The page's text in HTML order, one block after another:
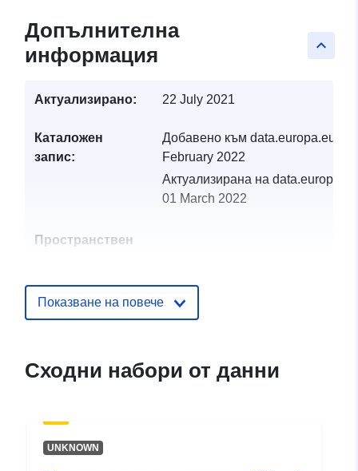
keyboard_arrow_up
Допълнителна
информация
Актуализирано: 22 July 2021
Каталожен
запис:
Добавено към data.europa.eu:
February 2022
Актуализирана на
01 March 2022
Пространствен
Идентификатор
и:
http://catalogue.geo-
ide.developpement-
3ab8b196-6728-4543-97f7-
Показване на повече
Сходни набори от данни
UNKNOWN